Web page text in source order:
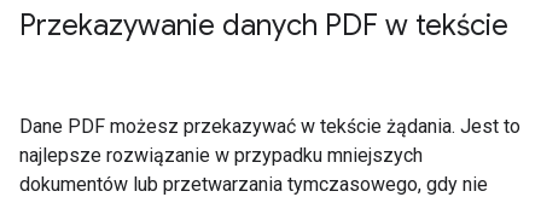
Przekazywanie danych PDF w tekście
Dane PDF możesz przekazywać w tekście żądania. Jest to
najlepsze rozwiązanie w przypadku mniejszych
dokumentów lub przetwarzania tymczasowego, gdy nie